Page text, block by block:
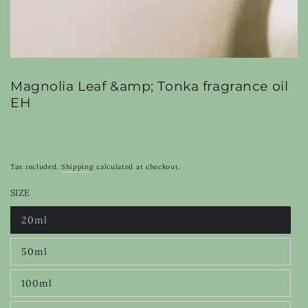
Magnolia Leaf &amp; Tonka fragrance oil
EH
Tax included. Shipping calculated at checkout.
SIZE
20ml
Variant
sold
or
unavailable
50ml
Variant
sold
or
unavailable
100ml
Variant
sold